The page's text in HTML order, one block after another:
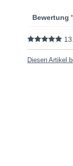
Bewertung
Diesen Artikel